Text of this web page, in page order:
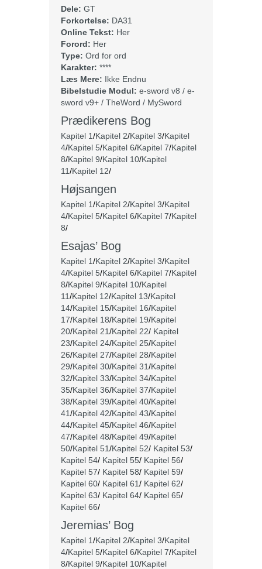
Dele: GT
Forkortelse: DA31
Online Tekst: Her
Forord: Her
Type: Ord for ord
Karakter: ****
Læs Mere: Ikke Endnu
Bibelstudie Modul: e-sword v8 / e-
sword v9+ / TheWord / MySword
Prædikerens Bog
Kapitel 1/Kapitel 2/Kapitel 3/Kapitel
4/Kapitel 5/Kapitel 6/Kapitel 7/Kapitel
8/Kapitel 9/Kapitel 10/Kapitel
11/Kapitel 12/
Højsangen
Kapitel 1/Kapitel 2/Kapitel 3/Kapitel
4/Kapitel 5/Kapitel 6/Kapitel 7/Kapitel
8/
Esajas’ Bog
Kapitel 1/Kapitel 2/Kapitel 3/Kapitel
4/Kapitel 5/Kapitel 6/Kapitel 7/Kapitel
8/Kapitel 9/Kapitel 10/Kapitel
11/Kapitel 12/Kapitel 13/Kapitel
14/Kapitel 15/Kapitel 16/Kapitel
17/Kapitel 18/Kapitel 19/Kapitel
20/Kapitel 21/Kapitel 22/ Kapitel
23/Kapitel 24/Kapitel 25/Kapitel
26/Kapitel 27/Kapitel 28/Kapitel
29/Kapitel 30/Kapitel 31/Kapitel
32/Kapitel 33/Kapitel 34/Kapitel
35/Kapitel 36/Kapitel 37/Kapitel
38/Kapitel 39/Kapitel 40/Kapitel
41/Kapitel 42/Kapitel 43/Kapitel
44/Kapitel 45/Kapitel 46/Kapitel
47/Kapitel 48/Kapitel 49/Kapitel
50/Kapitel 51/Kapitel 52/ Kapitel 53/
Kapitel 54/ Kapitel 55/ Kapitel 56/
Kapitel 57/ Kapitel 58/ Kapitel 59/
Kapitel 60/ Kapitel 61/ Kapitel 62/
Kapitel 63/ Kapitel 64/ Kapitel 65/
Kapitel 66/
Jeremias’ Bog
Kapitel 1/Kapitel 2/Kapitel 3/Kapitel
4/Kapitel 5/Kapitel 6/Kapitel 7/Kapitel
8/Kapitel 9/Kapitel 10/Kapitel